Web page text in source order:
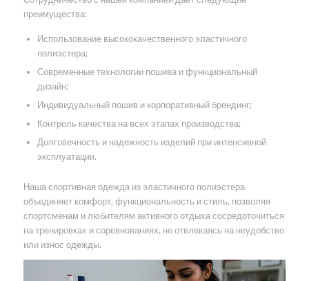
преимущества:
Использование высококачественного эластичного
полиэстера;
Современные технологии пошива и функциональный
дизайн;
Индивидуальный пошив и корпоративный брендинг;
Контроль качества на всех этапах производства;
Долговечность и надежность изделий при интенсивной
эксплуатации.
Наша спортивная одежда из эластичного полиэстера
объединяет комфорт, функциональность и стиль, позволяя
спортсменам и любителям активного отдыха сосредоточиться
на тренировках и соревнованиях, не отвлекаясь на неудобство
или износ одежды.